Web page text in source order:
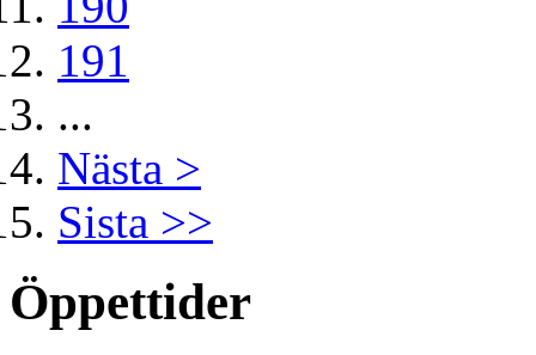
191
...
Nästa >
Sista >>
Öppettider